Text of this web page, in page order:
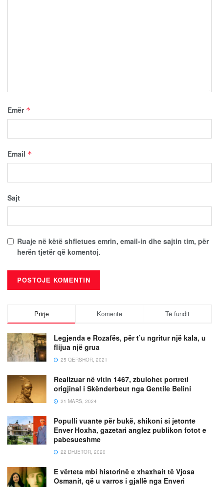
Emër *
Email *
Sajt
Ruaje në këtë shfletues emrin, email-in dhe sajtin tim, për
herën tjetër që komentoj.
Prirje Komente Të fundit
Legjenda e Rozafës, për t’u ngritur një kala, u
flijua një grua
25 QERSHOR, 2021
Realizuar në vitin 1467, zbulohet portreti
origjinal i Skënderbeut nga Gentile Belini
21 MARS, 2024
Populli vuante për bukë, shikoni si jetonte
Enver Hoxha, gazetari anglez publikon fotot e
pabesueshme
22 DHJETOR, 2020
E vërteta mbi historinë e xhaxhait të Vjosa
Osmanit, që u varros i gjallë nga Enveri